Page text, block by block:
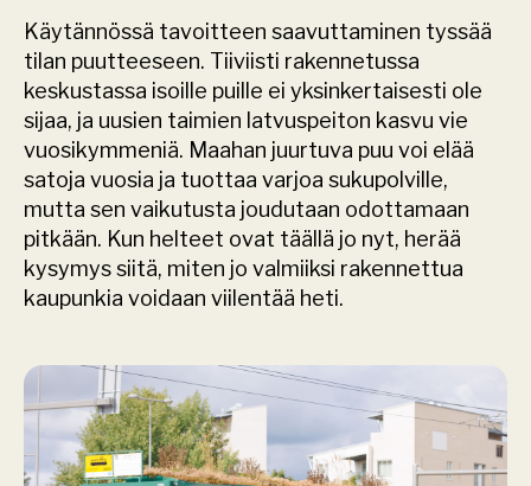
Käytännössä tavoitteen saavuttaminen tyssää
tilan puutteeseen. Tiiviisti rakennetussa
keskustassa isoille puille ei yksinkertaisesti ole
sijaa, ja uusien taimien latvuspeiton kasvu vie
vuosikymmeniä. Maahan juurtuva puu voi elää
satoja vuosia ja tuottaa varjoa sukupolville,
mutta sen vaikutusta joudutaan odottamaan
pitkään. Kun helteet ovat täällä jo nyt, herää
kysymys siitä, miten jo valmiiksi rakennettua
kaupunkia voidaan viilentää heti.